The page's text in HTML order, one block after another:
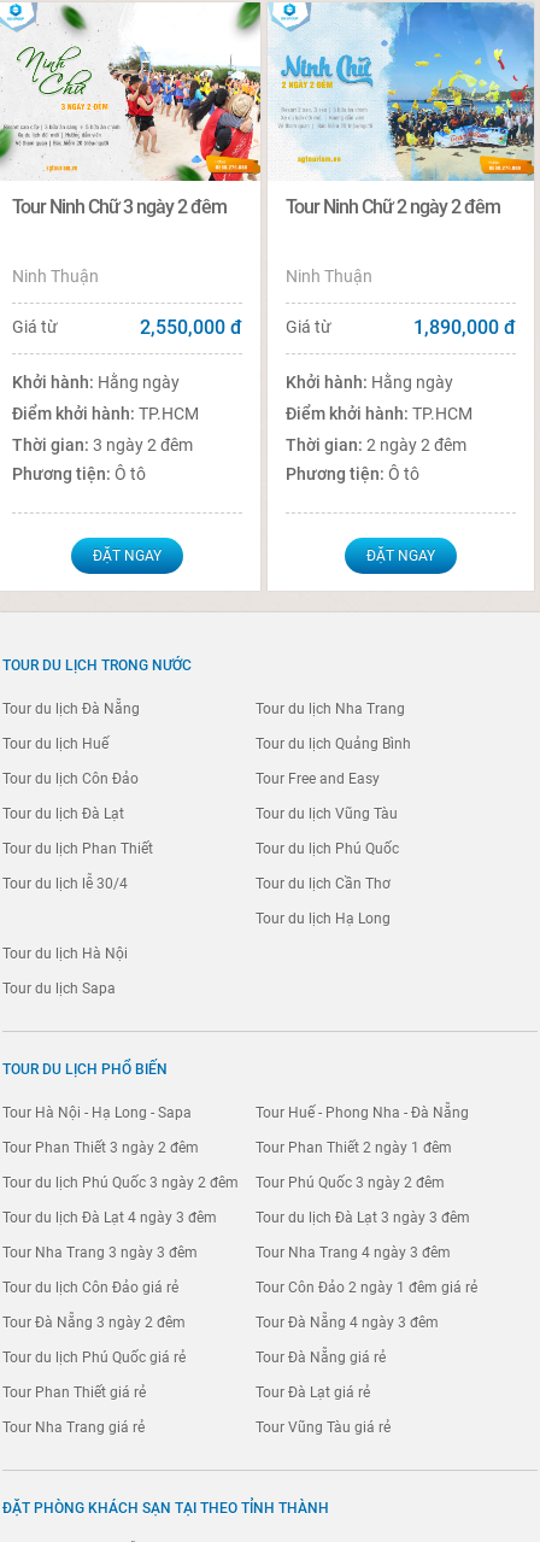
Tour Ninh Chữ 3 ngày 2 đêm
Ninh Thuận
Giá từ 2,550,000 đ
Khởi hành: Hằng ngày
Điểm khởi hành:TP.HCM
Thời gian:3 ngày 2 đêm
Phương tiện:Ô tô
ĐẶT NGAY
Tour Ninh Chữ 2 ngày 2 đêm
Ninh Thuận
Giá từ 1,890,000 đ
Khởi hành: Hằng ngày
Điểm khởi hành:TP.HCM
Thời gian:2 ngày 2 đêm
Phương tiện:Ô tô
ĐẶT NGAY
TOUR DU LỊCH TRONG NƯỚC
Tour du lịch Đà Nẵng
Tour du lịch Huế
Tour du lịch Côn Đảo
Tour du lịch Nha Trang
Tour du lịch Quảng Bình
Tour Free and Easy
Tour du lịch Đà Lạt
Tour du lịch Phan Thiết
Tour du lịch lễ 30/4
Tour du lịch Vũng Tàu
Tour du lịch Phú Quốc
Tour du lịch Cần Thơ
Tour du lịch Hạ Long
Tour du lịch Hà Nội
Tour du lịch Sapa
TOUR DU LỊCH PHỔ BIẾN
Tour Hà Nội - Hạ Long - Sapa Tour Huế - Phong Nha - Đà Nẵng
Tour Phan Thiết 3 ngày 2 đêm Tour Phan Thiết 2 ngày 1 đêm
Tour du lịch Phú Quốc 3 ngày 2 đêm Tour Phú Quốc 3 ngày 2 đêm
Tour du lịch Đà Lạt 4 ngày 3 đêm Tour du lịch Đà Lạt 3 ngày 3 đêm
Tour Nha Trang 3 ngày 3 đêm Tour Nha Trang 4 ngày 3 đêm
Tour du lịch Côn Đảo giá rẻ Tour Côn Đảo 2 ngày 1 đêm giá rẻ
Tour Đà Nẵng 3 ngày 2 đêm Tour Đà Nẵng 4 ngày 3 đêm
Tour du lịch Phú Quốc giá rẻ Tour Đà Nẵng giá rẻ
Tour Phan Thiết giá rẻ Tour Đà Lạt giá rẻ
Tour Nha Trang giá rẻ Tour Vũng Tàu giá rẻ
ĐẶT PHÒNG KHÁCH SẠN TẠI THEO TỈNH THÀNH